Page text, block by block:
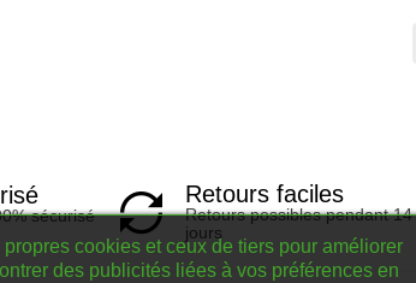
sécurisé
Retours faciles
Retours possibles pendant 14
jours
cookies et ceux de tiers pour améliorer
des publicités liées à vos préférences en